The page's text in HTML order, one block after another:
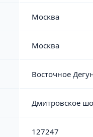
Москва
Москва
Восточное
Дмитровское
127247